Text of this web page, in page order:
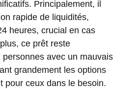
Principalement, il
rapide de liquidités,
heures, crucial en cas
ce prêt reste
avec un mauvais
grandement les options
pour ceux dans le besoin.